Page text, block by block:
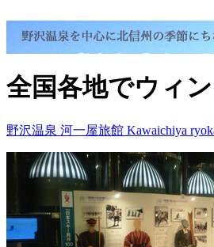
全国各地でウィ
野沢温泉 河一屋旅館 Kawaichiya